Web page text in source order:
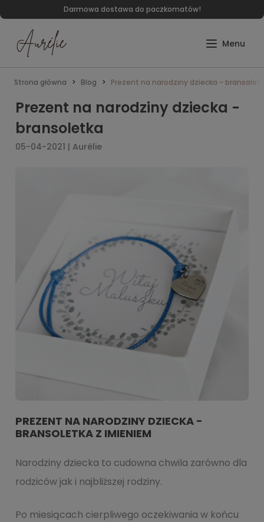
Darmowa dostawa do paczkomatów!
Strona główna Blog Prezent na narodziny dziecka -
Prezent na narodziny dziecka -
bransoletka
05-04-2021 | Aurélie
PREZENT NA NARODZINY DZIECKA -
BRANSOLETKA Z IMIENIEM
Narodziny dziecka to cudowna chwila zarówno dla
rodziców jak i najbliższej rodziny.
Po miesiącach cierpliwego oczekiwania w końcu